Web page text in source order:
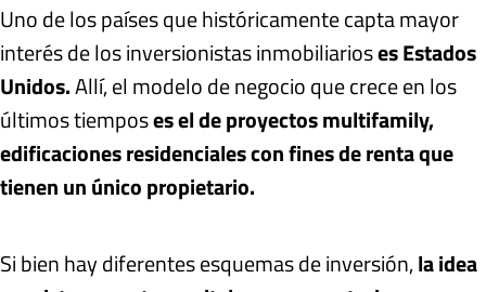
Uno de los países que históricamente capta mayor
interés de los inversionistas inmobiliarioses Estados
Unidos.Allí, el modelo de negocio que crece en los
últimos tiemposes el de proyectos multifamily,
edificaciones residenciales con fines de renta que
tienen un único propietario.
Si bien hay diferentes esquemas de inversión,la idea